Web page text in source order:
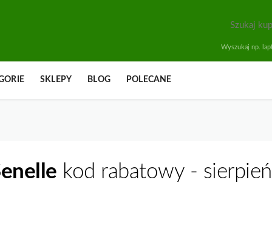
Wyszukaj np.
SKLEPY BLOG POLECANE
kod rabatowy -